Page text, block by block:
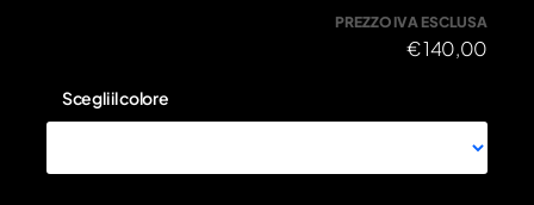
PREZZO IVA ESCLUSA
€140,00
Scegli il colore